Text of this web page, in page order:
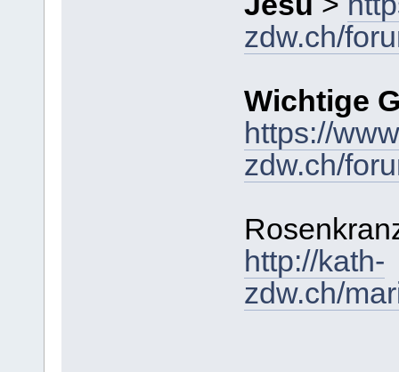
zdw.ch/
Wichtige
https://
zdw.ch/
http://kath-
zdw.ch/